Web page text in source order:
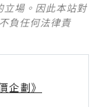
立場。因此本站對
負任何法律責
企劃》